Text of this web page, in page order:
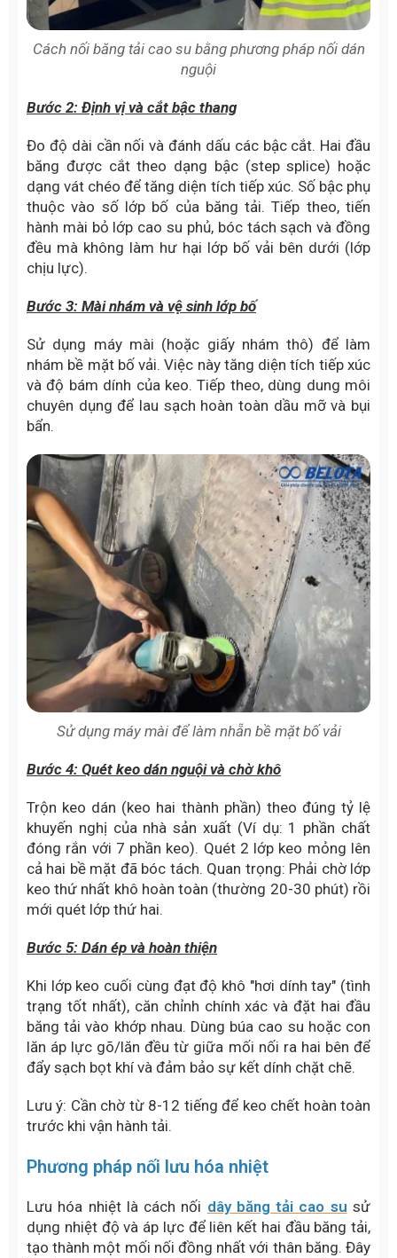
Cách nối băng tải cao su bằng phương pháp nối dán
nguội
Bước 2: Định vị và cắt bậc thang
Đo độ dài cần nối và đánh dấu các bậc cắt. Hai đầu
băng được cắt theo dạng bậc (step splice) hoặc
dạng vát chéo để tăng diện tích tiếp xúc. Số bậc phụ
thuộc vào số lớp bố của băng tải. Tiếp theo, tiến
hành mài bỏ lớp cao su phủ, bóc tách sạch và đồng
đều mà không làm hư hại lớp bố vải bên dưới (lớp
chịu lực).
Bước 3: Mài nhám và vệ sinh lớp bố
Sử dụng máy mài (hoặc giấy nhám thô) để làm
nhám bề mặt bố vải. Việc này tăng diện tích tiếp xúc
và độ bám dính của keo. Tiếp theo, dùng dung môi
chuyên dụng để lau sạch hoàn toàn dầu mỡ và bụi
bẩn.
Sử dụng máy mài để làm nhẵn bề mặt bố vải
Bước 4: Quét keo dán nguội và chờ khô
Trộn keo dán (keo hai thành phần) theo đúng tỷ lệ
khuyến nghị của nhà sản xuất (Ví dụ: 1 phần chất
đóng rắn với 7 phần keo). Quét 2 lớp keo mỏng lên
cả hai bề mặt đã bóc tách. Quan trọng: Phải chờ lớp
keo thứ nhất khô hoàn toàn (thường 20-30 phút) rồi
mới quét lớp thứ hai.
Bước 5: Dán ép và hoàn thiện
Khi lớp keo cuối cùng đạt độ khô "hơi dính tay" (tình
trạng tốt nhất), căn chỉnh chính xác và đặt hai đầu
băng tải vào khớp nhau. Dùng búa cao su hoặc con
lăn áp lực gõ/lăn đều từ giữa mối nối ra hai bên để
đẩy sạch bọt khí và đảm bảo sự kết dính chặt chẽ.
Lưu ý: Cần chờ từ 8-12 tiếng để keo chết hoàn toàn
trước khi vận hành tải.
Phương pháp nối lưu hóa nhiệt
Lưu hóa nhiệt là cách nối dây băng tải cao su sử
dụng nhiệt độ và áp lực để liên kết hai đầu băng tải,
tạo thành một mối nối đồng nhất với thân băng. Đây